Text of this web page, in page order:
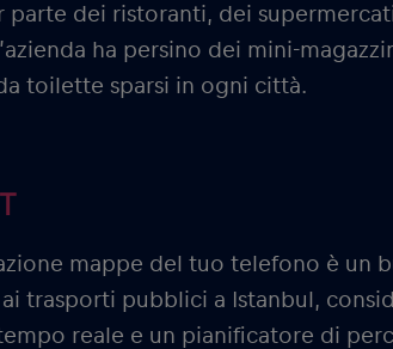
parte dei ristoranti, dei
ha persino dei mini-
toilette sparsi in ogni città.
mappe del tuo telefono è un
trasporti pubblici a Istanbul,
reale e un pianificatore di